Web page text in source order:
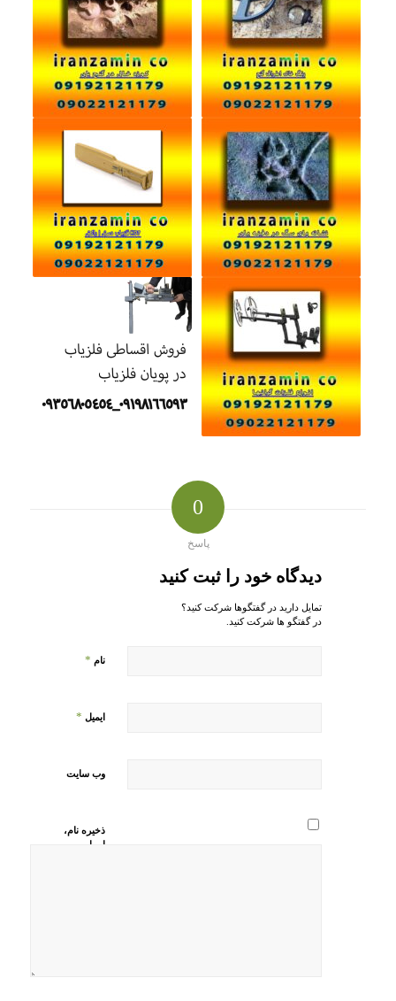
0
پاسخ
دیدگاه خود را ثبت کنید
تمایل دارید در گفتگوها شرکت کنید؟
در گفتگو ها شرکت کنید.
نام *
ایمیل *
وب‌ سایت
ذخیره نام،
ایمیل و